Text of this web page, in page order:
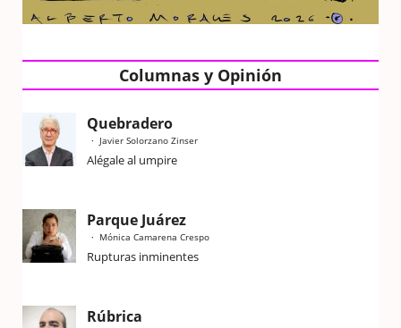
Columnas y Opinión
Quebradero
Javier Solorzano Zinser
Alégale al umpire
Parque Juárez
Mónica Camarena Crespo
Rupturas inminentes
Rúbrica